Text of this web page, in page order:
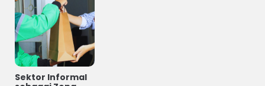
Sektor Informal